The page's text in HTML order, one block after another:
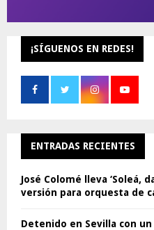
¡SÍGUENOS EN REDES!
ENTRADAS RECIENTES
José Colomé lleva ‘Soleá,
versión para orquesta de
Detenido en Sevilla con un